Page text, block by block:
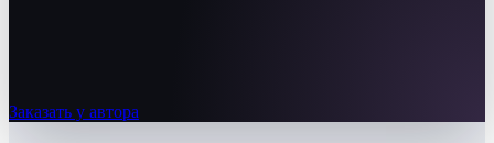
Заказать у автора